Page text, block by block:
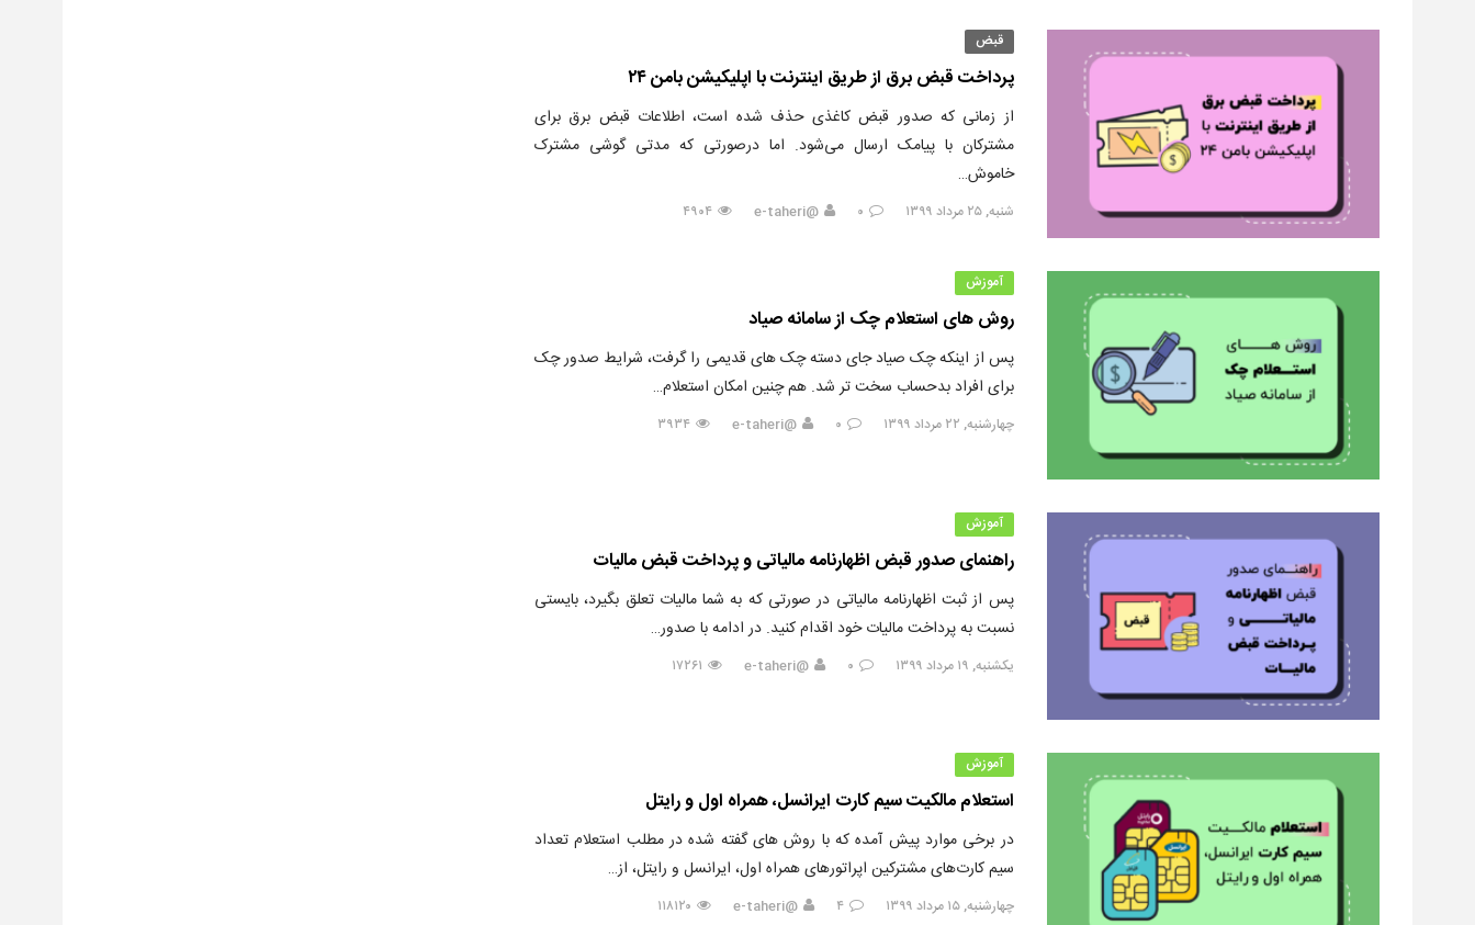
قبض
پرداخت قبض برق از طریق اینترنت با اپلیکیشن بامن ۲۴
از زمانی که صدور قبض کاغذی حذف شده است، اطلاعات قبض برق برای
مشترکان با پیامک ارسال می‌شود. اما درصورتی که مدتی گوشی مشترک
خاموش…
شنبه, ۲۵ مرداد ۱۳۹۹ ۰ @e-taheri ۴۹۰۴
آموزش
روش های استعلام چک از سامانه صیاد
پس از اینکه چک صیاد جای دسته چک های قدیمی را گرفت، شرایط صدور چک
برای افراد بدحساب سخت تر شد. هم چنین امکان استعلام…
چهارشنبه, ۲۲ مرداد ۱۳۹۹ ۰ @e-taheri ۳۹۳۴
آموزش
راهنمای صدور قبض اظهارنامه مالیاتی و پرداخت قبض مالیات
پس از ثبت اظهارنامه مالیاتی در صورتی که به شما مالیات تعلق بگیرد، بایستی
نسبت به پرداخت مالیات خود اقدام کنید. در ادامه با صدور…
یکشنبه, ۱۹ مرداد ۱۳۹۹ ۰ @e-taheri ۱۷۲۶۱
آموزش
استعلام مالکیت سیم کارت ایرانسل، همراه اول و رایتل
در برخی موارد پیش آمده که با روش های گفته شده در مطلب استعلام تعداد
سیم کارت‌های مشترکین اپراتورهای همراه اول، ایرانسل و رایتل، از…
چهارشنبه, ۱۵ مرداد ۱۳۹۹ ۴ @e-taheri ۱۱۸۱۲۰